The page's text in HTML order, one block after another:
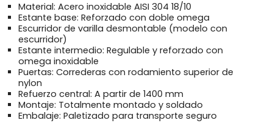
Material: Acero inoxidable AISI 304 18/10
Estante base: Reforzado con doble omega
Escurridor de varilla desmontable (modelo con
escurridor)
Estante intermedio: Regulable y reforzado con
omega inoxidable
Puertas: Correderas con rodamiento superior de
nylon
Refuerzo central: A partir de 1400 mm
Montaje: Totalmente montado y soldado
Embalaje: Paletizado para transporte seguro